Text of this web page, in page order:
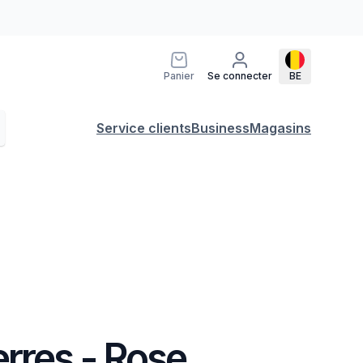
Panier Se connecter BE
Service clientsBusinessMagasins